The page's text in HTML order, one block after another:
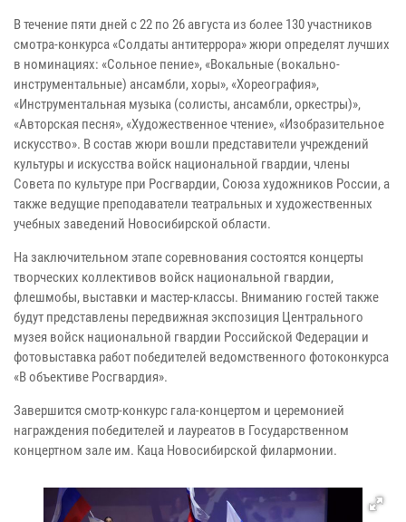
В течение пяти дней с 22 по 26 августа из более 130 участников
смотра-конкурса «Солдаты антитеррора» жюри определят лучших
в номинациях: «Сольное пение», «Вокальные (вокально-
инструментальные) ансамбли, хоры», «Хореография»,
«Инструментальная музыка (солисты, ансамбли, оркестры)»,
«Авторская песня», «Художественное чтение», «Изобразительное
искусство». В состав жюри вошли представители учреждений
культуры и искусства войск национальной гвардии, члены
Совета по культуре при Росгвардии, Союза художников России, а
также ведущие преподаватели театральных и художественных
учебных заведений Новосибирской области.
На заключительном этапе соревнования состоятся концерты
творческих коллективов войск национальной гвардии,
флешмобы, выставки и мастер-классы. Вниманию гостей также
будут представлены передвижная экспозиция Центрального
музея войск национальной гвардии Российской Федерации и
фотовыставка работ победителей ведомственного фотоконкурса
«В объективе Росгвардия».
Завершится смотр-конкурс гала-концертом и церемонией
награждения победителей и лауреатов в Государственном
концертном зале им. Каца Новосибирской филармонии.